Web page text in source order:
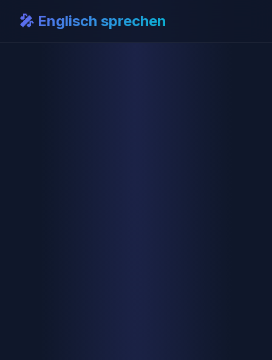
🎤 Englisch sprechen